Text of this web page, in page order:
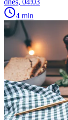
dnes, 04:03
4 min